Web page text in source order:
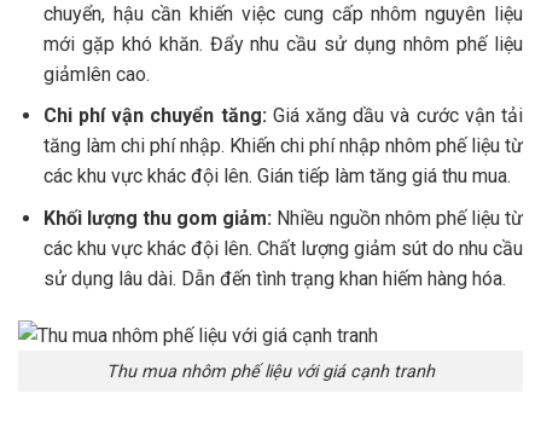
chuyển, hậu cần khiến việc cung cấp nhôm nguyên liệu
mới gặp khó khăn. Đẩy nhu cầu sử dụng nhôm phế liệu
giảmlên cao.
Chi phí vận chuyển tăng:Giá xăng dầu và cước vận tải
tăng làm chi phí nhập. Khiến chi phí nhập nhôm phế liệu từ
các khu vực khác đội lên. Gián tiếp làm tăng giá thu mua.
Khối lượng thu gom giảm: Nhiều nguồn nhôm phế liệu từ
các khu vực khác đội lên. Chất lượng giảm sút do nhu cầu
sử dụng lâu dài. Dẫn đến tình trạng khan hiếm hàng hóa.
Thu mua nhôm phế liệu với giá cạnh tranh